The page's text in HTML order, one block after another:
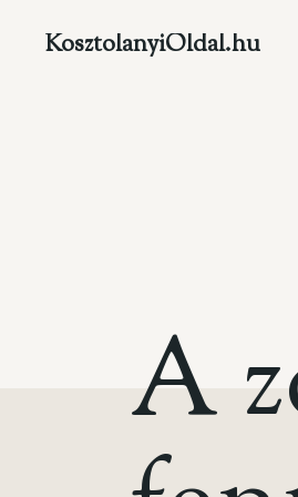
KosztolanyiOldal.hu
A